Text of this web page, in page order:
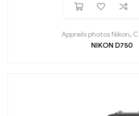
Appreils photos Nikon,
NIKON D750